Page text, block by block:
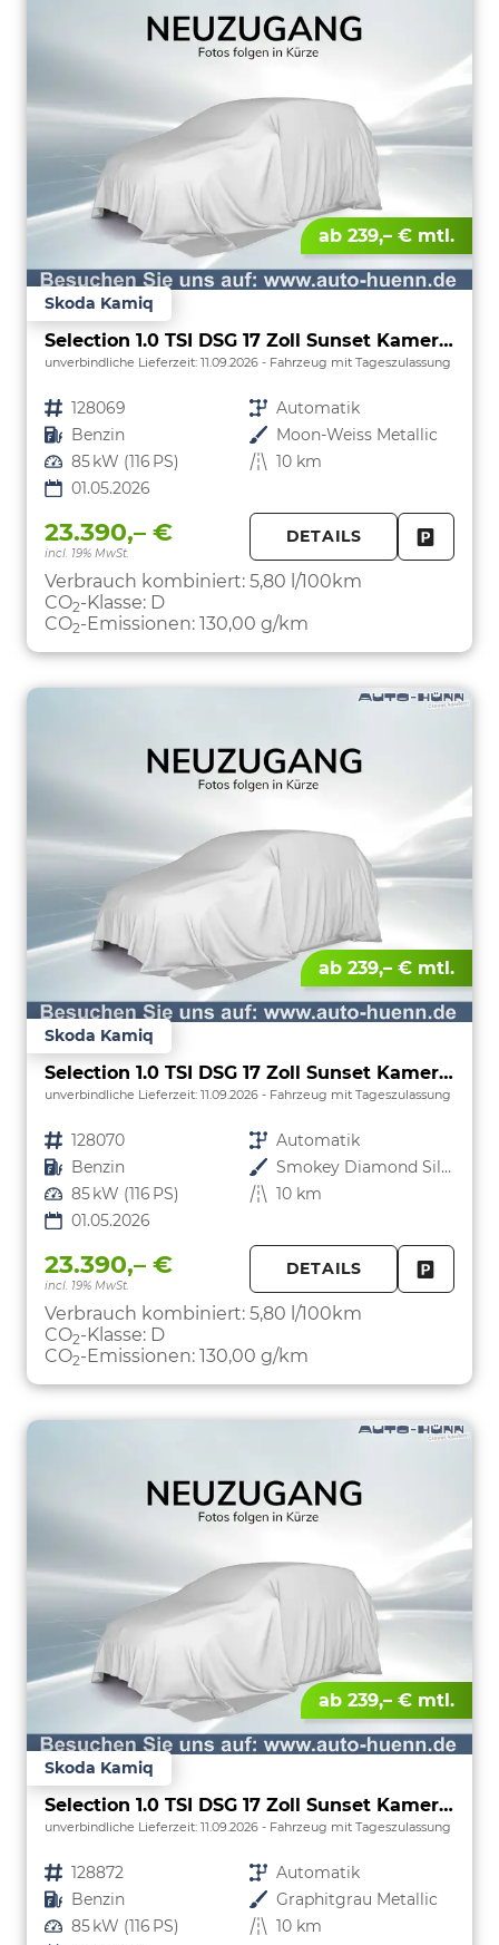
ab 239,– € mtl.
Skoda Kamiq
Selection 1.0 TSI DSG 17 Zoll Sunset Kamera PDC v+h
unverbindliche Lieferzeit: 11.09.2026 Fahrzeug mit Tageszulassung
Fahrzeugnr. 128069 Getriebe Automatik
Kraftstoff Benzin Außenfarbe Moon-Weiss Metallic
Leistung 85 kW (116 PS) Kilometerstand 10 km
01.05.2026
23.390,– €
incl. 19% MwSt.
DETAILS
Verbrauch kombiniert: 5,80 l/100km
CO2-Klasse: D
CO2-Emissionen: 130,00 g/km
ab 239,– € mtl.
Skoda Kamiq
Selection 1.0 TSI DSG 17 Zoll Sunset Kamera PDC v+h
unverbindliche Lieferzeit: 11.09.2026 Fahrzeug mit Tageszulassung
Fahrzeugnr. 128070 Getriebe Automatik
Kraftstoff Benzin Außenfarbe
Smokey Diamond Silber Metallic
Leistung 85 kW (116 PS) Kilometerstand 10 km
01.05.2026
23.390,– €
incl. 19% MwSt.
DETAILS
Verbrauch kombiniert: 5,80 l/100km
CO2-Klasse: D
CO2-Emissionen: 130,00 g/km
ab 239,– € mtl.
Skoda Kamiq
Selection 1.0 TSI DSG 17 Zoll Sunset Kamera PDC v+h
unverbindliche Lieferzeit: 11.09.2026 Fahrzeug mit Tageszulassung
Fahrzeugnr. 128872 Getriebe Automatik
Kraftstoff Benzin Außenfarbe Graphitgrau Metallic
Leistung 85 kW (116 PS) Kilometerstand 10 km